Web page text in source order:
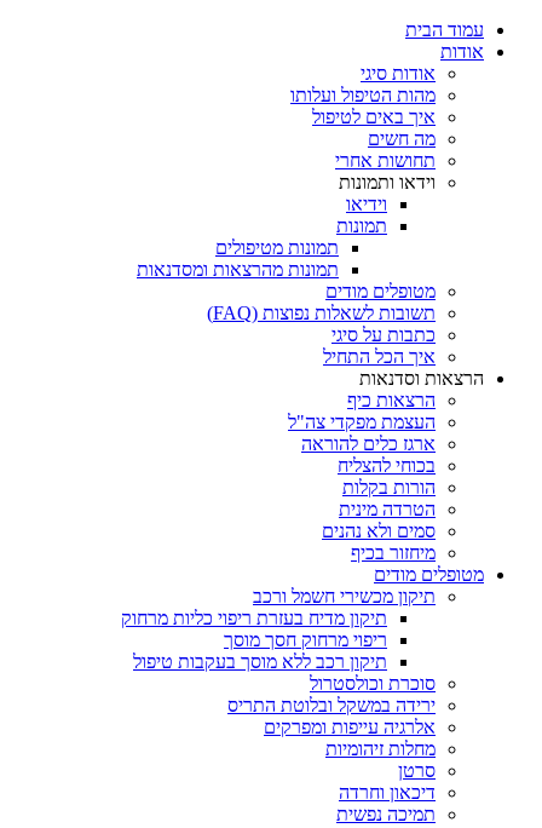
עמוד הבית
אודות
אודות סיגי
מהות הטיפול ועלותו
איך באים לטיפול
מה חשים
תחושות אחרי
וידאו ותמונות
וידיאו
תמונות
תמונות מטיפולים
תמונות מהרצאות ומסדנאות
מטופלים מודים
תשובות לשאלות נפוצות (FAQ)
כתבות על סיגי
איך הכל התחיל
הרצאות וסדנאות
הרצאות כיף
העצמת מפקדי צה"ל
ארגז כלים להוראה
בכוחי להצליח
הורות בקלות
הטרדה מינית
סמים ולא נהנים
מיחזור בכיף
מטופלים מודים
תיקון מכשירי חשמל ורכב
תיקון מדיח בעזרת ריפוי כליות מרחוק
ריפוי מרחוק חסך מוסך
תיקון רכב ללא מוסך בעקבות טיפול
סוכרת וכולסטרול
ירידה במשקל ובלוטת התריס
אלרגיה עייפות ומפרקים
מחלות זיהומיות
סרטן
דיכאון וחרדה
תמיכה נפשית